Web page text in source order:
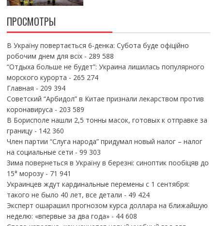
ПРОСМОТРЫ
В Україну повертається 6-денка: Субота буде офіційно
робочим днем для всіх- 289 588
“Отдыха больше не будет”: Украина лишилась популярного
морского курорта - 265 274
Главная - 209 394
Советский “Арбидол” в Китае признали лекарством против
коронавируса - 203 589
В Борисполе нашли 2,5 тонны масок, готовых к отправке за
границу- 142 360
Член партии “Слуга народа” придумал новый налог – налог
на социальные сети - 99 303
Зима повернеться в Україну в березні: синоптик пообіцяв до
15° морозу- 71 941
Украинцев ждут кардинальные перемены с 1 сентября:
такого не было 40 лет, все детали - 49 424
Эксперт ошарашил прогнозом курса доллара на ближайшую
неделю: «впервые за два года»- 44 608